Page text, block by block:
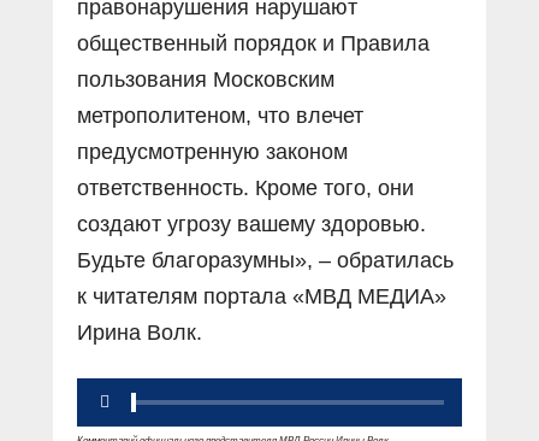
правонарушения нарушают
общественный порядок и Правила
пользования Московским
метрополитеном, что влечет
предусмотренную законом
ответственность. Кроме того, они
создают угрозу вашему здоровью.
Будьте благоразумны», – обратилась
к читателям портала «МВД МЕДИА»
Ирина Волк.